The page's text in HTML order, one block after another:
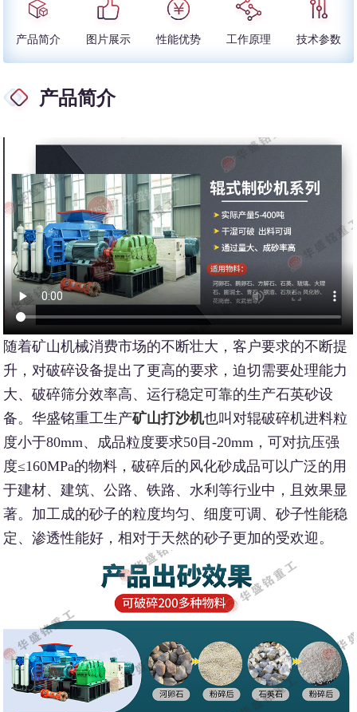
产品简介 图片展示 性能优势 工作原理 技术参数
产品简介
随着矿山机械消费市场的不断壮大，客户要求的不断提
升，对破碎设备提出了更高的要求，迫切需要处理能力
大、破碎筛分效率高、运行稳定可靠的生产石英砂设
备。华盛铭重工生产矿山打沙机也叫对辊破碎机进料粒
度小于80mm、成品粒度要求50目-20mm，可对抗压强
度≤160MPa的物料，破碎后的风化砂成品可以广泛的用
于建材、建筑、公路、铁路、水利等行业中，且效果显
著。加工成的砂子的粒度均匀、细度可调、砂子性能稳
定、渗透性能好，相对于天然的砂子更加的受欢迎。